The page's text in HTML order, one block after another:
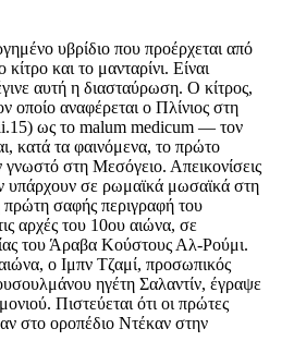
υβρίδιο που προέρχεται από
κίτρο και το μανταρίνι. Είναι
αυτή η διασταύρωση. Ο κίτρος,
οποίο αναφέρεται ο Πλίνιος στη
ως το malum medicum — τον
κατά τα φαινόμενα, το πρώτο
γνωστό στη Μεσόγειο. Απεικονίσεις
υπάρχουν σε ρωμαϊκά μωσαϊκά στη
σαφής περιγραφή του
αρχές του 10ου αιώνα, σε
του Άραβα Κούστους Αλ-Ρούμι.
ο Ιμπν Τζαμί, προσωπικός
ηγέτη Σαλαντίν, έγραψε
Πιστεύεται ότι οι πρώτες
στο οροπέδιο Ντέκαν στην